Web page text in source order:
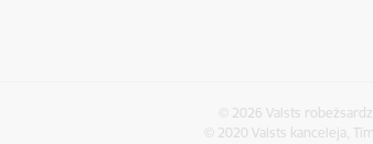
© 2026 Valsts
© 2020 Valsts kanceleja,